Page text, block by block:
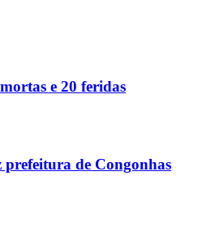
e 20 feridas
de Congonhas